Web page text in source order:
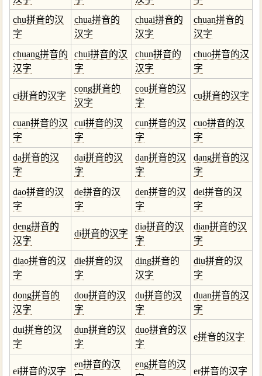
chu拼音的汉
字
chua拼音的
汉字
chuai拼音的
汉字
chuan拼音的
汉字
chuang拼音的
汉字
chui拼音的汉
字
chun拼音的
汉字
chuo拼音的汉
字
ci拼音的汉字
cong拼音的
汉字
cou拼音的汉
字
cu拼音的汉字
cuan拼音的汉
字
cui拼音的汉
字
cun拼音的汉
字
cuo拼音的汉
字
da拼音的汉
字
dai拼音的汉
字
dan拼音的汉
字
dang拼音的汉
字
dao拼音的汉
字
de拼音的汉
字
den拼音的汉
字
dei拼音的汉
字
deng拼音的
汉字
di拼音的汉字
dia拼音的汉
字
dian拼音的汉
字
diao拼音的汉
字
die拼音的汉
字
ding拼音的
汉字
diu拼音的汉
字
dong拼音的
汉字
dou拼音的汉
字
du拼音的汉
字
duan拼音的汉
字
dui拼音的汉
字
dun拼音的汉
字
duo拼音的汉
字
e拼音的汉字
ei拼音的汉字
en拼音的汉
eng拼音的汉
er拼音的汉字